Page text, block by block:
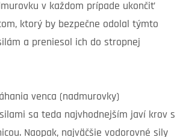
v každom prípade ukončiť
ktorý by bezpečne odolal týmto
a preniesol ich do stropnej
venca (nadmurovky)
sa teda najvhodnejším javí krov s
Naopak, najväčšie vodorovné sily